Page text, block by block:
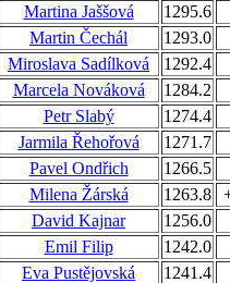
Martina Jaššová
1295.6
Martin Čechál
1293.0
Miroslava Sadílková
1292.4
Marcela Nováková
1284.2
Petr Slabý
1274.4
Jarmila Řehořová
1271.7
Pavel Ondřich
1266.5
Milena Žárská 1263.8
David Kajnar
1256.0
Emil Filip
1242.0
Eva Pustějovská
1241.4